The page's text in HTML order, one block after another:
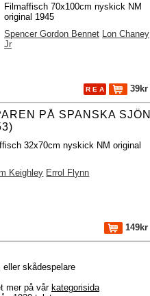
Filmaffisch 70x100cm nyskick NM
original 1945
Spencer Gordon Bennet Lon Chaney
Jr
R E A 39kr
PÅ SPANSKA SJÖN
32x70cm nyskick NM original
Keighley Errol Flynn
149kr
skådespelare
mer på vår kategorisida